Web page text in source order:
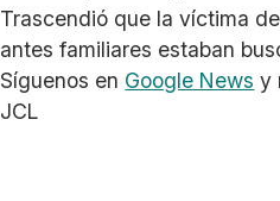
Trascendió que la víctima
antes familiares estaban
Síguenos en Google News y
JCL